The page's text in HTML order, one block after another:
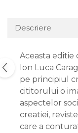
Descriere
Aceasta
Ion Luca
pe principiul
cititorului o
aspectelor
creatiei,
care a